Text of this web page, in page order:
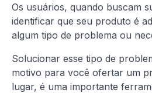
Os usuários, quando buscam
identificar que seu produto é
algum tipo de problema ou
Solucionar esse tipo de
motivo para você ofertar um
lugar, é uma importante